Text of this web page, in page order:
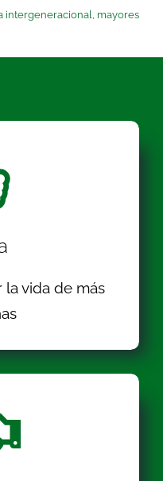
intergeneracional mayores
la vida de más